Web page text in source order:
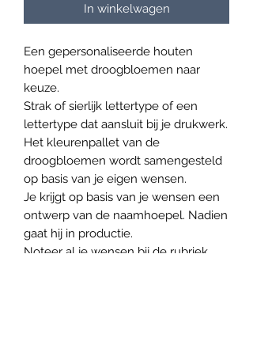
In winkelwagen
Een gepersonaliseerde houten
hoepel met droogbloemen naar
keuze.
Strak of sierlijk lettertype of een
lettertype dat aansluit bij je drukwerk.
Het kleurenpallet van de
droogbloemen wordt samengesteld
op basis van je eigen wensen.
Je krijgt op basis van je wensen een
ontwerp van de naamhoepel. Nadien
gaat hij in productie.
Noteer al je wensen bij de rubriek